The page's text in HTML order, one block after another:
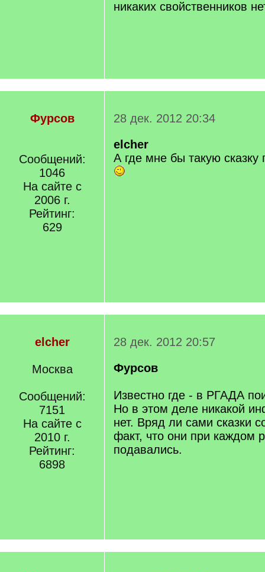
никаких свойственников
Фурсов
Сообщений:
1046
На сайте с
2006 г.
Рейтинг:
629
28 дек. 2012 20:34
elcher
А где мне бы такую сказку
elcher
Москва
Сообщений:
7151
На сайте с
2010 г.
Рейтинг:
6898
28 дек. 2012 20:57
Фурсов
Известно где - в РГАДА
Но в этом деле никакой
нет. Вряд ли сами сказки
факт, что они при каждом
подавались.